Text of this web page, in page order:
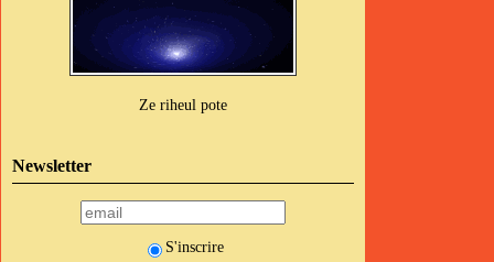
Ze riheul pote
Newsletter
S'inscrire